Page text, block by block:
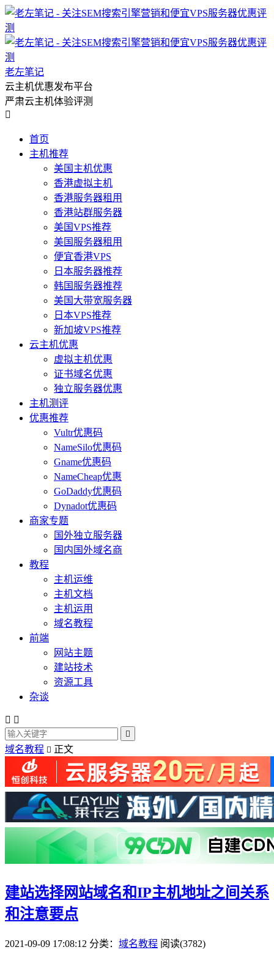
老左笔记
云主机优惠发布平台
严肃云主机体验评测

首页
主机推荐
美国主机优惠
香港虚拟主机
香港服务器租用
香港站群服务器
美国VPS推荐
美国服务器租用
便宜香港VPS
日本服务器推荐
韩国服务器推荐
美国大带宽服务器
日本VPS推荐
新加坡VPS推荐
云主机优惠
虚拟主机优惠
证书域名优惠
独立服务器优惠
主机测评
优惠推荐
Vultr优惠码
NameSilo优惠码
Gname优惠码
NameCheap优惠
GoDaddy优惠码
Dynadot优惠码
商家专题
国外独立服务器
国内国外域名商
教程
主机运维
主机文档
主机运用
域名教程
前端
网站主题
建站技术
资源工具
杂谈
 

域名教程  正文
建站选择网站域名和IP主机地址之间关系
和注意要点
2021-09-09 17:08:12 分类： 域名教程 阅读(3782)